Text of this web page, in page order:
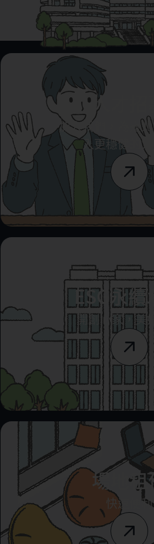
人才招募
加入我們，為臺
入更穩健的
ESG永續
開創心家，美
場地租
快速便利